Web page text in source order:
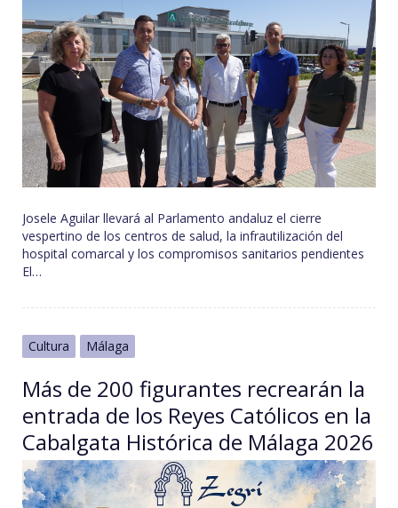
Josele Aguilar llevará al Parlamento andaluz el cierre
vespertino de los centros de salud, la infrautilización del
hospital comarcal y los compromisos sanitarios pendientes
El…
Cultura Málaga
Más de 200 figurantes recrearán la
entrada de los Reyes Católicos en la
Cabalgata Histórica de Málaga 2026